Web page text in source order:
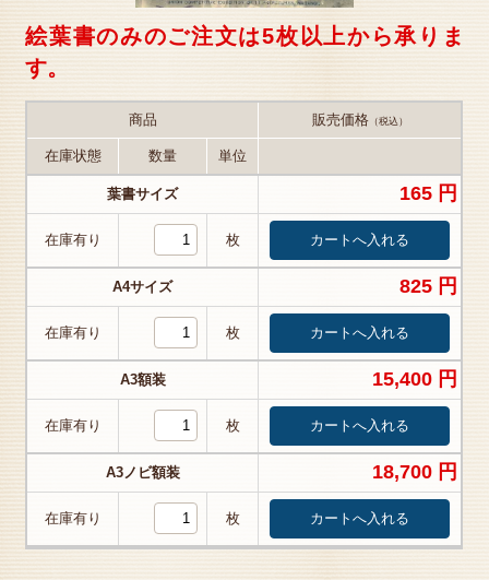
絵葉書のみのご注文は5枚以上から承りま
す。
商品 販売価格（税込）
在庫状態 数量 単位
葉書サイズ 165 円
在庫有り 枚
A4サイズ 825 円
在庫有り 枚
A3額装 15,400 円
在庫有り 枚
A3ノビ額装 18,700 円
在庫有り 枚